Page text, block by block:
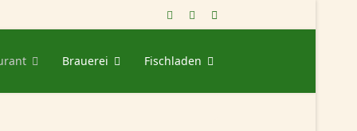
Brauerei Fischladen